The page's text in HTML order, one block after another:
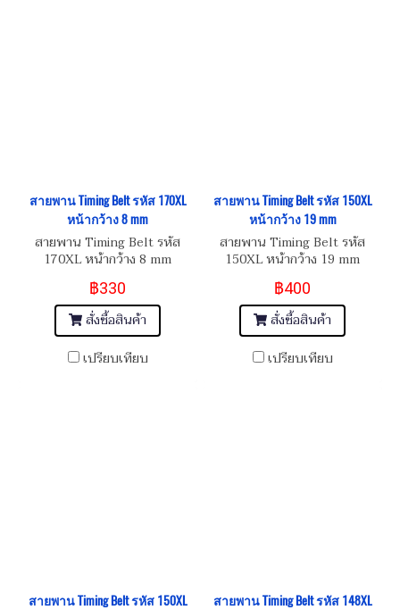
สายพาน Timing Belt รหัส 170XL
หน้ากว้าง 8 mm
สายพาน Timing Belt รหัส
170XL หน้ากว้าง 8 mm
฿330
สั่งซื้อสินค้า
เปรียบเทียบ
สายพาน Timing Belt รหัส 150XL
หน้ากว้าง 19 mm
สายพาน Timing Belt รหัส
150XL หน้ากว้าง 19 mm
฿400
สั่งซื้อสินค้า
เปรียบเทียบ
สายพาน Timing Belt รหัส 150XL
สายพาน Timing Belt รหัส 148XL